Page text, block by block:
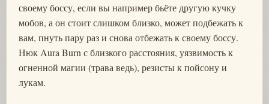
своему боссу, если вы например бьёте другую кучку
мобов, а он стоит слишком близко, может подбежать к
вам, пнуть пару раз и снова отбежать к своему боссу.
Нюк Aura Burn с близкого расстояния, уязвимость к
огненной магии (трава ведь), резисты к пойсону и
лукам.